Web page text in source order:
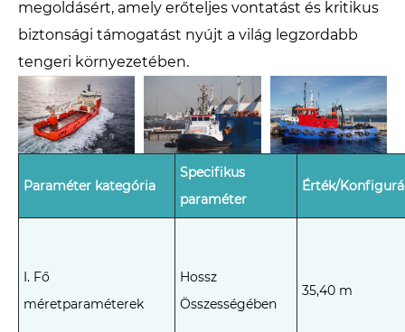
megoldásért, amely erőteljes vontatást és kritikus
biztonsági támogatást nyújt a világ legzordabb
tengeri környezetében.
Paraméter kategória
Specifikus
paraméter
Érték/
I. Fő
méretparaméterek
Hossz
Összességében
35,40 m